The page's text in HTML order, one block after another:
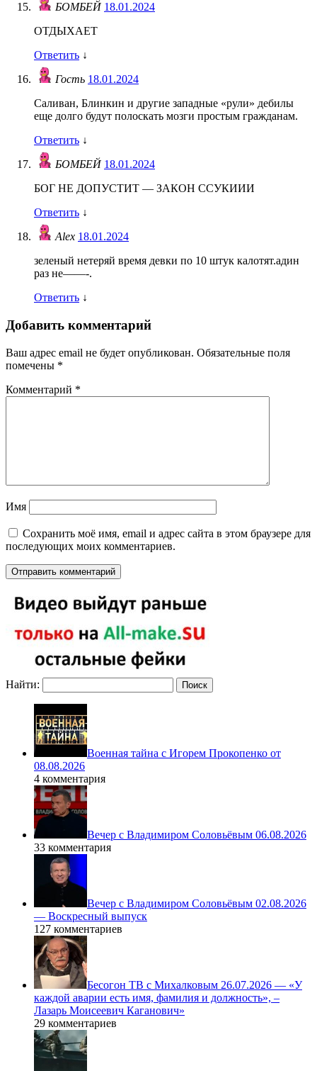
БОМБЕЙ 18.01.2024
ОТДЫХАЕТ
Ответить ↓
Гость 18.01.2024
Саливан, Блинкин и другие западные «рули» дебилы
еще долго будут полоскать мозги простым гражданам.
Ответить ↓
БОМБЕЙ 18.01.2024
БОГ НЕ ДОПУСТИТ — ЗАКОН ССУКИИИ
Ответить ↓
Alex 18.01.2024
зеленый нетеряй время девки по 10 штук калотят.адин
раз не——-.
Ответить ↓
Добавить комментарий
Ваш адрес email не будет опубликован. Обязательные поля
помечены *
Комментарий *
Имя
Сохранить моё имя, email и адрес сайта в этом браузере для
последующих моих комментариев.
Найти:
Военная тайна с Игорем Прокопенко от
08.08.2026
4 комментария
Вечер с Владимиром Соловьёвым 06.08.2026
33 комментария
Вечер с Владимиром Соловьёвым 02.08.2026
— Воскресный выпуск
127 комментариев
Бесогон ТВ с Михалковым 26.07.2026 — «У
каждой аварии есть имя, фамилия и должность», –
Лазарь Моисеевич Каганович»
29 комментариев